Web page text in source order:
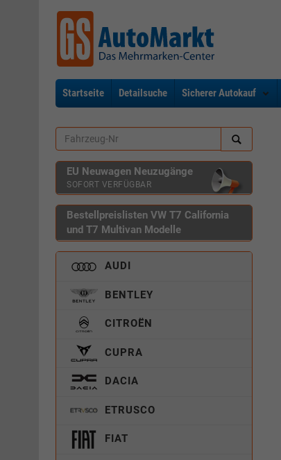
Startseite Detailsuche Sicherer Autokauf
EU Neuwagen Neuzugänge
SOFORT VERFÜGBAR
Bestellpreislisten VW T7 California
und T7 Multivan Modelle
AUDI
BENTLEY
CITROËN
CUPRA
DACIA
ETRUSCO
FIAT